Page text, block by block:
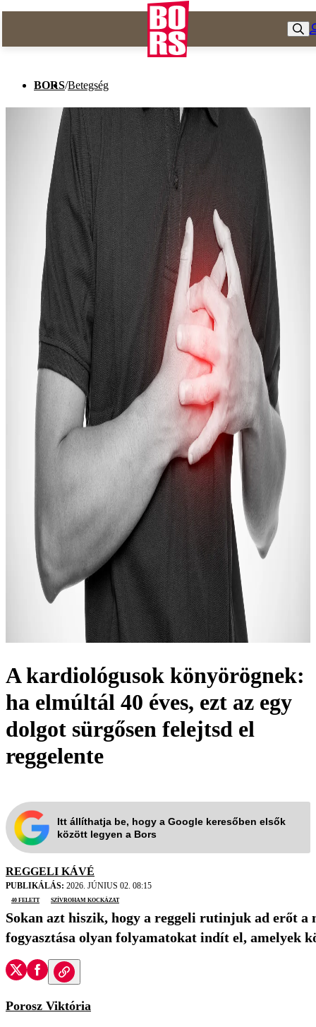
BORS/Betegség
A kardiológusok könyörögnek:
ha elmúltál 40 éves, ezt az egy
dolgot sürgősen felejtsd el
reggelente
Itt állíthatja be, hogy a Google keresőben elsők
között legyen a Bors
REGGELI KÁVÉ
PUBLIKÁLÁS: 2026. JÚNIUS 02. 08:15
40 felett
szívroham kockázat
Sokan azt hiszik, hogy a reggeli rutinjuk ad erőt a
fogyasztása olyan folyamatokat indít el, amelyek
Porosz Viktória